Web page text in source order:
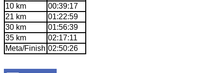
10 km
00:39:17
21 km
01:22:59
30 km
01:56:39
35 km
02:17:11
Meta/Finish 02:50:26